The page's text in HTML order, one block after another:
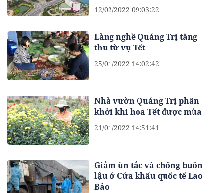
12/02/2022 09:03:22
Làng nghề Quảng Trị tăng
thu từ vụ Tết
25/01/2022 14:02:42
Nhà vườn Quảng Trị phấn
khởi khi hoa Tết được mùa
21/01/2022 14:51:41
Giảm ùn tắc và chống buôn
lậu ở Cửa khẩu quốc tế Lao
Bảo